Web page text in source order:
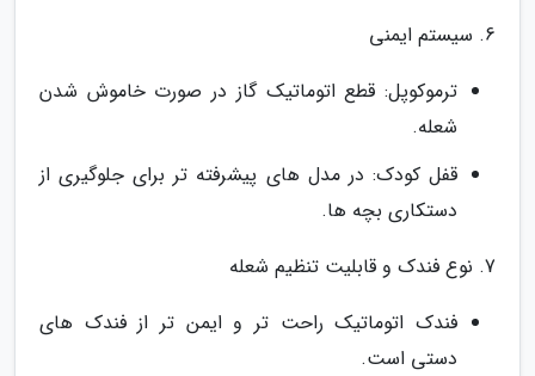
6. سیستم ایمنی
ترموکوپل: قطع اتوماتیک گاز در صورت خاموش شدن
شعله.
قفل کودک: در مدل های پیشرفته تر برای جلوگیری از
دستکاری بچه ها.
7. نوع فندک و قابلیت تنظیم شعله
فندک اتوماتیک راحت تر و ایمن تر از فندک های
دستی است.